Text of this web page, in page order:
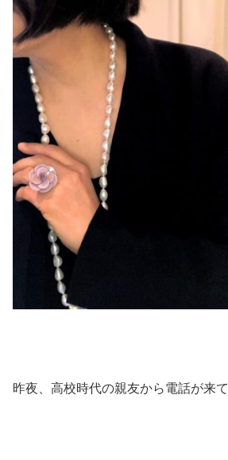
昨夜、高校時代の親友から電話が来て